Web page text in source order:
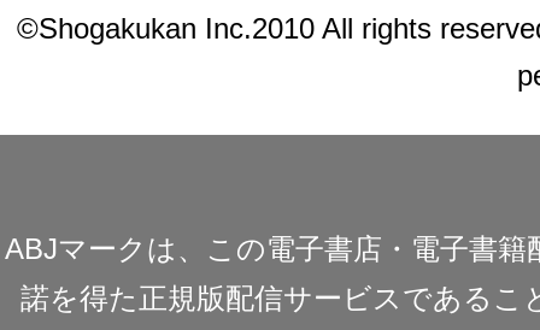
©Shogakukan Inc.2010 All rights
ABJマークは、この電子書店・電子書
諾を得た正規版配信サービスであるこ